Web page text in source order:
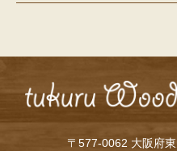
〒577-0062 大阪府